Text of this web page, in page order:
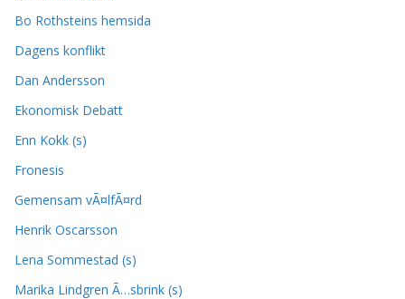
Bo Rothsteins hemsida
Dagens konflikt
Dan Andersson
Ekonomisk Debatt
Enn Kokk (s)
Fronesis
Gemensam vÃ¤lfÃ¤rd
Henrik Oscarsson
Lena Sommestad (s)
Marika Lindgren Ã…sbrink (s)